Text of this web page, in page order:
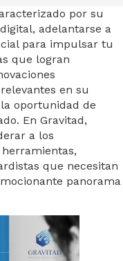
por su
adelantarse a
para impulsar tu
que logran
en su
oportunidad de
En Gravitad,
a los
que necesitan
panorama